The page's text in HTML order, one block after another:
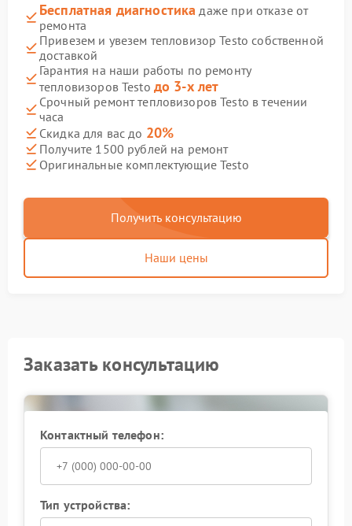
Бесплатная диагностика даже при отказе от
ремонта
Привезем и увезем тепловизор Testo собственной
доставкой
Гарантия на наши работы по ремонту
тепловизоров Testo до 3-х лет
Срочный ремонт тепловизоров Testo в течении
часа
Скидка для вас до 20%
Получите 1500 рублей на ремонт
Оригинальные комплектующие Testo
Получить консультацию
Наши цены
Заказать консультацию
Контактный телефон:
Тип устройства: